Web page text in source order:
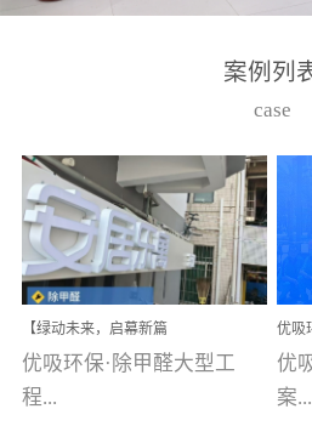
高
在
品
自
案例列
case
【绿动未来，启幕新篇
章】优吸环保中标深圳安
居乐寓，超大型工装室内
空气治理项目顺利启航，
优吸环保·除甲醛大型工
程...
优吸
校
优
案...